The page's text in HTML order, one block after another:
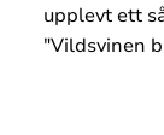
upplevt ett
"Vildsvinen